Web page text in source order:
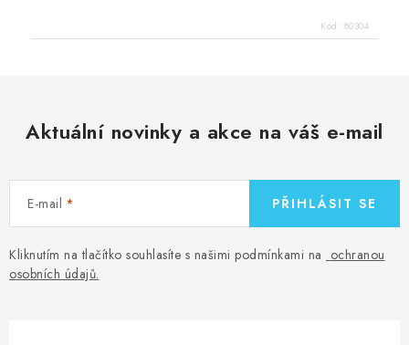
Kód: 80304
Aktuální novinky a akce na váš e-mail
E-mail
Kliknutím na tlačítko souhlasíte s našimi podmínkami na ochranou
osobních údajů.
PŘIHLÁSIT SE